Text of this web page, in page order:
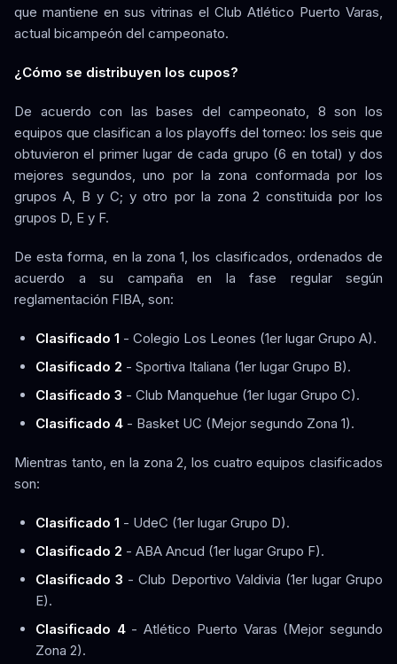
que mantiene en sus vitrinas el Club Atlético Puerto Varas,
actual bicampeón del campeonato.
¿Cómo se distribuyen los cupos?
De acuerdo con las bases del campeonato, 8 son los
equipos que clasifican a los playoffs del torneo: los seis que
obtuvieron el primer lugar de cada grupo (6 en total) y dos
mejores segundos, uno por la zona conformada por los
grupos A, B y C; y otro por la zona 2 constituida por los
grupos D, E y F.
De esta forma, en la zona 1, los clasificados, ordenados de
acuerdo a su campaña en la fase regular según
reglamentación FIBA, son:
Clasificado 1 - Colegio Los Leones (1er lugar Grupo A).
Clasificado 2 - Sportiva Italiana (1er lugar Grupo B).
Clasificado 3 - Club Manquehue (1er lugar Grupo C).
Clasificado 4 - Basket UC (Mejor segundo Zona 1).
Mientras tanto, en la zona 2, los cuatro equipos clasificados
son:
Clasificado 1 - UdeC (1er lugar Grupo D).
Clasificado 2 - ABA Ancud (1er lugar Grupo F).
Clasificado 3 - Club Deportivo Valdivia (1er lugar Grupo
E).
Clasificado 4- Atlético Puerto Varas (Mejor segundo
Zona 2).